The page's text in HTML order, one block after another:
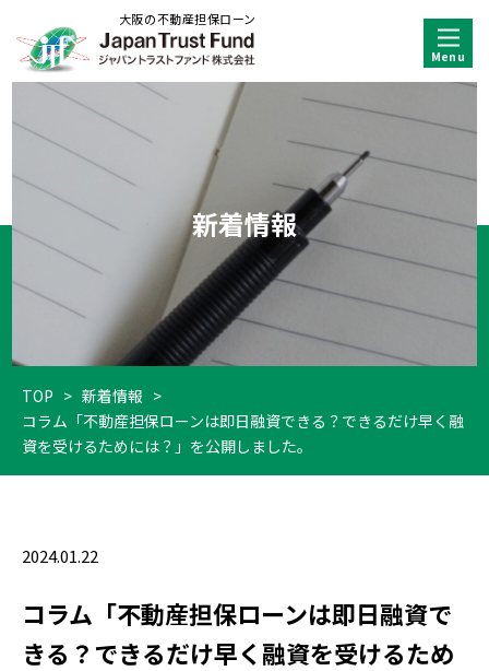
大阪の不動産担保ローン
新着情報
TOP > 新着情報 >
コラム「不動産担保ローンは即日融資できる？できるだけ早く融
資を受けるためには？」を公開しました。
2024.01.22
コラム「不動産担保ローンは即日融資で
きる？できるだけ早く融資を受けるため